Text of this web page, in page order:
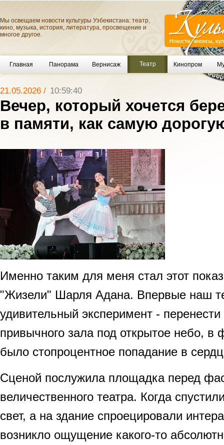
Мы освещаем новости культуры Узбекистана: театр,
кино, музыка, история, литература, просвещение и
многое другое.
Главная Панорама Вернисаж Театр Кинопром
21.05.2026 / 10:59:40
Вечер, который хочется
в памяти, как самую
Именно таким для меня стал этот
"Жизели" Шарля Адана. Впервые наш
удивительный эксперимент - перенести
привычного зала под открытое небо, в
было стопроцентное попадание в
Сценой послужила площадка перед
величественного театра. Когда
свет, а на здание спроецировали
возникло ощущение какого-то